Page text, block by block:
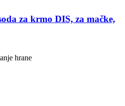
za krmo DIS, za mačke,
hrane